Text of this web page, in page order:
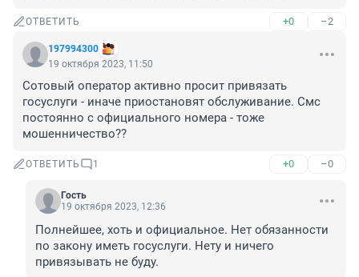
ОТВЕТИТЬ +0 –2
197994300
19 октября 2023, 11:50
Сотовый оператор активно просит привязать
госуслуги - иначе приостановят обслуживание. Смс
постоянно с официального номера - тоже
мошенничество??
ОТВЕТИТЬ 1 +0 –0
Гость
19 октября 2023, 12:36
Полнейшее, хоть и официальное. Нет обязанности
по закону иметь госуслуги. Нету и ничего
привязывать не буду.